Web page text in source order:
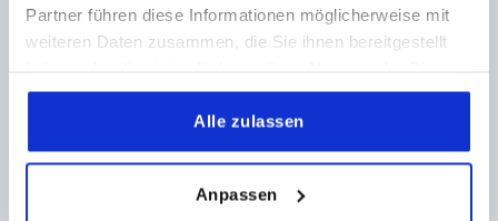
Partner führen diese Informationen möglicherweise mit
weiteren Daten zusammen, die Sie ihnen bereitgestellt
gesammelt haben.
Alle zulassen
Anpassen
K0118
EXZENTERHEBEL ELASTOMERVERSCHLUSS GR.2,